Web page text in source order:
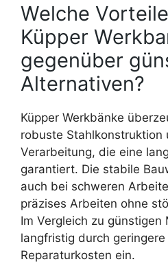
Welche
Küpper
gegenüber
Alternativen?
Küpper Werkbänke
robuste Stahlkonstruktion
Verarbeitung, die eine
garantiert. Die stabile
auch bei schweren
präzises Arbeiten ohne
Im Vergleich zu günstigen
langfristig durch
Reparaturkosten ein.